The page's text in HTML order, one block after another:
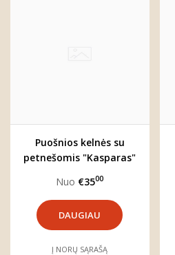
Puošnios kelnės su
petnešomis "Kasparas"
Nuo €3500
DAUGIAU
Į NORŲ SĄRAŠĄ